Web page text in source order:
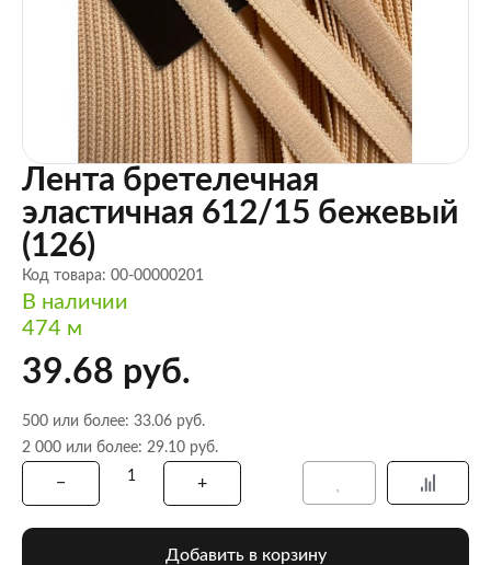
Лента бретелечная
эластичная 612/15 бежевый
(126)
Код товара: 00-00000201
В наличии
474 м
39.68 руб.
500 или более: 33.06 руб.
2 000 или более: 29.10 руб.
Добавить в корзину